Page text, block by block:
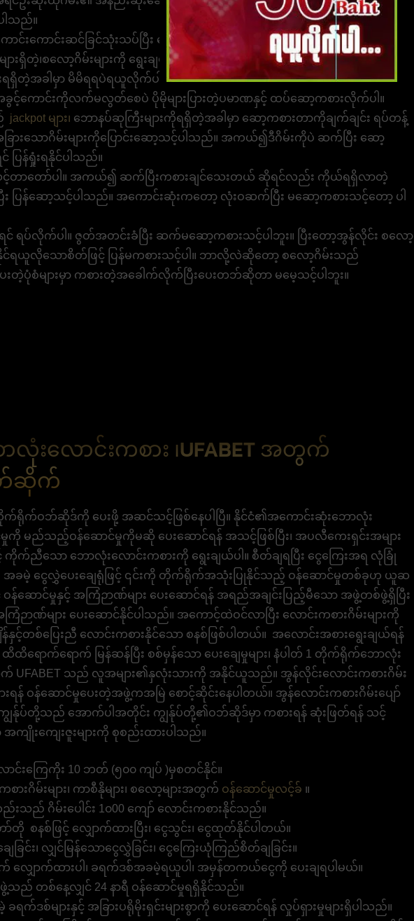
ါသည်။
ောင်းကောင်းဆင်ခြင်သုံးသပ်ပြီး ရွေးချယ်ဆော့ကစားပါ။ ဥပမာ အခွင့်ကောင်းများရ ရှိ
ားရှိတဲ့၊စလော့ဂိမ်းများကို ရွေးချယ်ကစားခြင်းဖြစ်ပါသည်။
ရှိတဲ့အခါမှာ မိမိရရပဲရယူလိုက်ပါ။ အကယ်၍ ကိုယ်သည် ဆက်တိုက်ပဲအနိုင်ရရှိလာ
ကောင်းကိုလက်မလွတ်စေပဲ ပိုမိုများပြားတဲ့ပမာဏနှင့် ထပ်ဆော့ကစားလိုက်ပါ။
jackpot များ၊ ဘောနပ်ဆုကြီးများကိုရရှိတဲ့အခါမှာ ဆော့ကစားတာကိုချက်ချင်း ရပ်တန့်
ားသောဂိမ်းများကိုပြောင်းဆော့သင့်ပါသည်။ အကယ်၍ဒီဂိမ်းကိုပဲ ဆက်ပြီး ဆော့
ြန်ရှုံးရနိုင်ပါသည်။
င့်တာတော်ပါ။ အကယ်၍ ဆက်ပြီးကစားချင်သေးတယ် ဆိုရင်လည်း ကိုယ်ရရှိလာတဲ့
း ပြန်ဆော့သင့်ပါသည်။ အကောင်းဆုံးကတော့ လုံးဝဆက်ပြီး မဆော့ကစားသင့်တော့ ပါ
ရပ်လိုက်ပါ။ ဇွတ်အတင်းခံပြီး ဆက်မဆော့ကစားသင့်ပါဘူး။ ပြီးတော့အွန်လိုင်း စလော့
ရယူလိုသောစိတ်ဖြင့် ပြန်မကစားသင့်ပါ။ ဘာလို့လဲဆိုတော့ စလော့ဂိမ်းသည်
ေးတဲ့ပုံစံများမှာ ကစားတဲ့အခေါက်လိုက်ပြီးပေးတဘ်ဆိုတာ မမေ့သင့်ပါဘူး။
းလောင်းကစား ၊UFABET အတွက်
ဆိုက်
ရိုက်ဝဘ်ဆိုဒ်ကို ပေးဖို့ အဆင်သင့်ဖြစ်နေပါပြီ။ နိုင်ငံ၏အကောင်းဆုံးဘောလုံး
မှုကို မည်သည့်ဝန်ဆောင်မှုကိုမဆို ပေးဆောင်ရန် အသင့်ဖြစ်ပြီး၊ အပလီကေးရှင်းအများ
ကိုက်ညီသော ဘောလုံးလောင်းကစားကို ရွေးချယ်ပါ။ စီတ်ချရပြီး ငွေကြေးအရ လုံခြုံ
အခမဲ့ ငွေလွှဲပေးချေရုံဖြင့် ၎င်းကို တိုက်ရိုက်အသုံးပြုနိုင်သည့် ဝန်ဆောင်မှုတစ်ခုဟု ယူဆ
န်ဆောင်မှုနှင့် အကြံဉာဏ်များ ပေးဆောင်ရန် အရည်အချင်းပြည့်မီသော အဖွဲ့တစ်ဖွဲ့ရှိပြီး
ြံဉာဏ်များ ပေးဆောင်နိုင်ပါသည်။ အကောင့်ထဲဝင်လာပြီး လောင်းကစားဂိမ်းများကို
န်နှင့်တစ်ပြေးညီ လောင်းကစားနိုင်သော စနစ်ဖြစ်ပါတယ်။ အလောင်းအစားရွေးချယ်ရန်
ထိထိရောက်ရောက် မြန်ဆန်ပြီး စစ်မှန်သော ပေးချေမှုများ၊ နံပါတ် 1 တိုက်ရိုက်ဘောလုံး
UFABET သည် လူအများ၏နှလုံးသားကို အနိုင်ယူသည်။ အွန်လိုင်းလောင်းကစားဂိမ်း
းရန် ဝန်ဆောင်မှုပေးတဲ့အဖွဲ့ကအမြဲ စောင့်ဆိုင်းနေပါတယ်။ အွန်လောင်းကစားဂိမ်းပျော်
ကျွန်ုပ်တို့သည် အောက်ပါအတိုင်း ကျွန်ုပ်တို့၏ဝဘ်ဆိုဒ်မှာ ကစားရန် ဆုံးဖြတ်ရန် သင့်
ကျိုးကျေးဇူးများကို စုစည်းထားပါသည်။
င်းကြေကိုး 10 ဘတ် (၅၀၀ ကျပ် )မှစတင်နိုင်။
စားဂိမ်းများ၊ ကာစီနိုများ၊ စလော့များအတွက် ဝန်ဆောင်မှုလင့်ခ် ။
ည်းသည် ဂိမ်းပေါင်း 1၀00 ကျော် လောင်းကစားနိုင်သည်။
တို စနစ်ဖြင့် လျှောက်ထားပြီး၊ ငွေသွင်း၊ ငွေထုတ်နိုင်ပါတယ်။
ခြင်း၊ လျှင်မြန်သောငွေလွှဲခြင်း၊ ငွေကြေးယုံကြည်စိတ်ချခြင်း။
ျှောက်ထားပါ၊ ခရက်ဒစ်အခမဲ့ရယူပါ၊ အမှန်တကယ်ငွေကို ပေးချရပါမယ်။
သည် တစ်နေ့လျှင် 24 နာရီ ဝန်ဆောင်မှုရရှိနိုင်သည်။
ခရက်ဒစ်များနှင့် အခြားပရိုမိုးရှင်းများစွာကို ပေးဆောင်ရန် လှုပ်ရှားမှုများရှိပါသည်။